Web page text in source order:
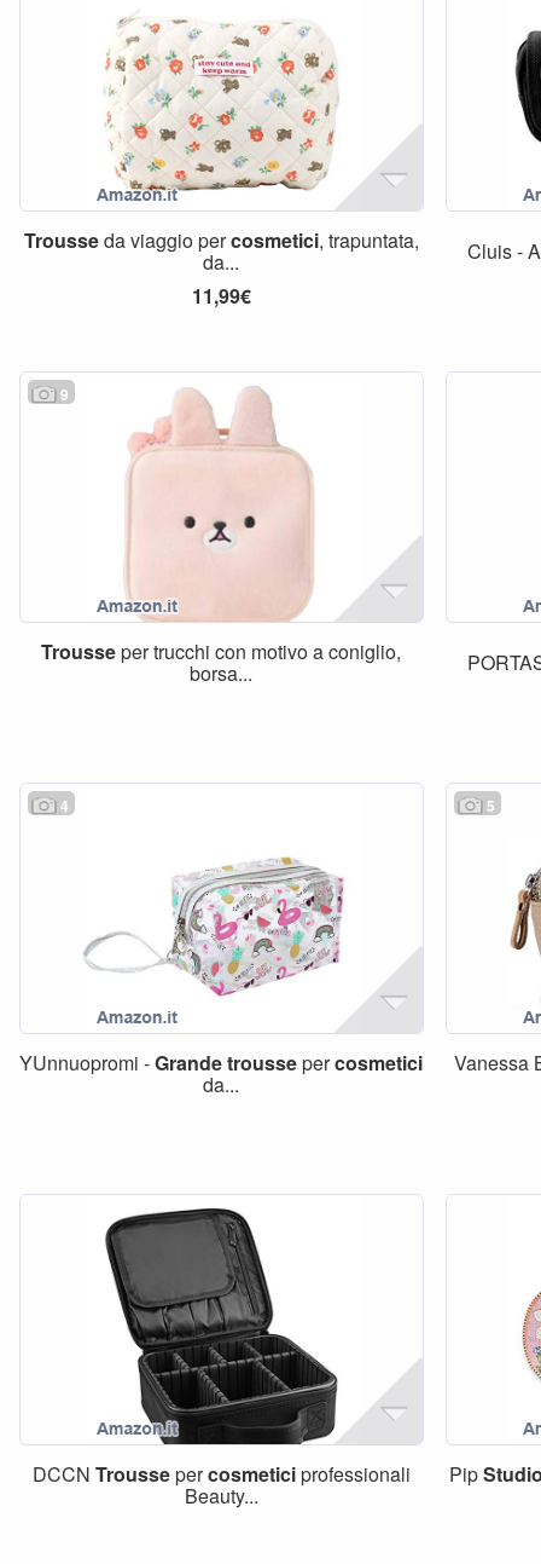
Trousseda viaggio percosmetici, trapuntata,
da...
11,99€
Cluis -
9
Trousseper trucchi con motivo a coniglio,
borsa...
4
YUnnuopromi -Grandetroussepercosmetici
da...
5
Vanessa
DCCN Troussepercosmeticiprofessionali
Beauty...
Pip